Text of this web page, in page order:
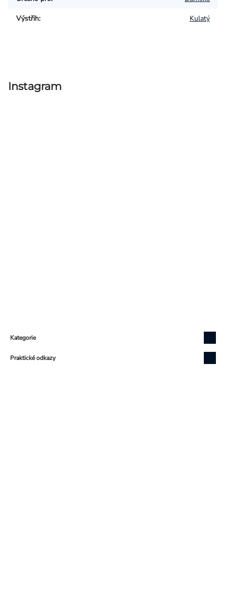
Výstřih: Kulatý
Instagram
Kategorie
Praktické odkazy